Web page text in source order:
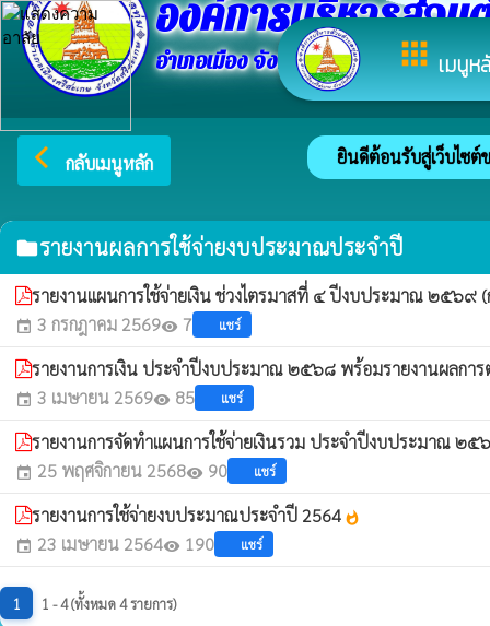
appsเมนูห
องค์การบริหารส่วน
อำเภอเมือง จังหวัดศรีสะเกษ
arrow_back_ios กลับเมนูหลัก ยินดีต้อนรับสู่เว็บไซต์
folderรายงานผลการใช้จ่ายงบประมาณประจำปี
รายงานแผนการใช้จ่ายเงิน ช่วงไตรมาสที่ ๔ ปีงบประมาณ ๒๕๖๙
event 3 กรกฎาคม 2569visibility 7 แชร์
รายงานการเงิน ประจำปีงบประมาณ ๒๕๖๘ พร้อมรายงานผลก
event 3 เมษายน 2569visibility 85 แชร์
รายงานการจัดทำแผนการใช้จ่ายเงินรวม ประจำปีงบประมาณ ๒
event 25 พฤศจิกายน 2568visibility 90 แชร์
รายงานการใช้จ่ายงบประมาณประจำปี 2564 whatshot
event 23 เมษายน 2564visibility 190 แชร์
1 1 - 4 (ทั้งหมด 4 รายการ)